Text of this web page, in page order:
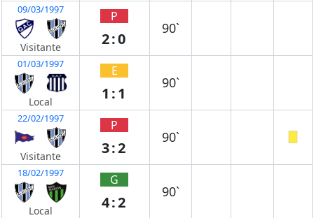
09/03/1997
Visitante
P
2:0
90`
01/03/1997
Local
E
1:1
90`
22/02/1997
Visitante
P
3:2
90`
18/02/1997
Local
G
4:2
90`